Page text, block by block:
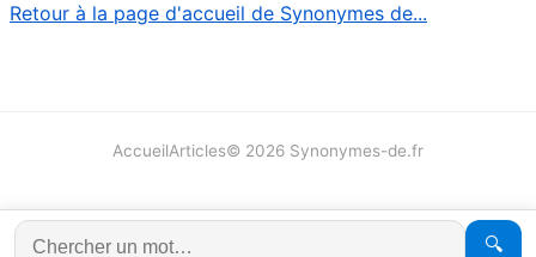
Retour à la page d'accueil de Synonymes de...
🔍
AccueilArticles© 2026 Synonymes-de.fr